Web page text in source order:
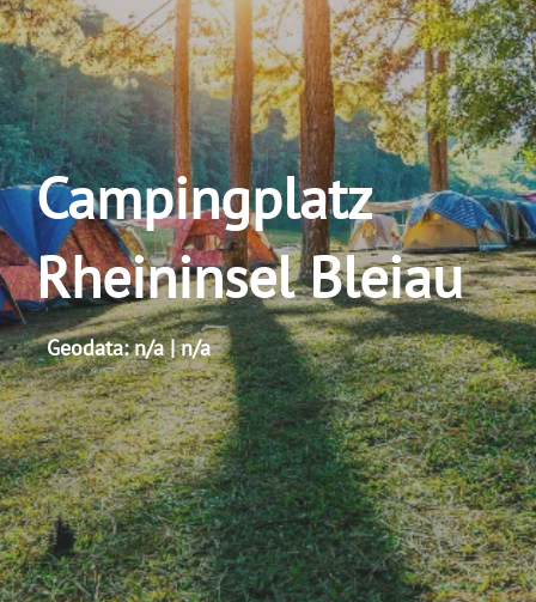
Campingplatz
Rheininsel Bleiau
Geodata: n/a | n/a